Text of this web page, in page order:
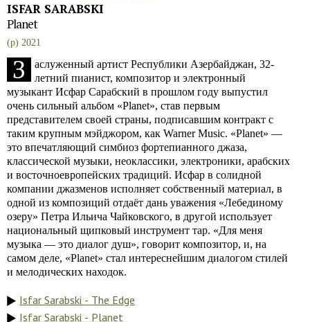
ISFAR SARABSKI
Planet
(p) 2021
З
аслуженный артист Республики Азербайджан, 32-
летний пианист, композитор и электронный
музыкант Исфар Сарабский в прошлом году выпустил
очень сильный альбом «Planet», став первым
представителем своей страны, подписавшим контракт с
таким крупным мэйджором, как Warner Music. «Planet» —
это впечатляющий симбиоз фортепианного джаза,
классической музыки, неоклассики, электроники, арабских
и восточноевропейских традиций. Исфар в солидной
компании джазменов исполняет собственный материал, в
одной из композиций отдаёт дань уважения «Лебединому
озеру» Петра Ильича Чайковского, в другой использует
национальный щипковый инструмент тар. «Для меня
музыка — это диалог душ», говорит композитор, и, на
самом деле, «Planet» стал интереснейшим диалогом стилей
и мелодических находок.
Isfar Sarabski - The Edge
Isfar Sarabski - Planet